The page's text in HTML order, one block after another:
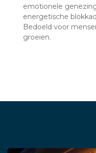
emotionele
energetische
Bedoeld voor
groeien.